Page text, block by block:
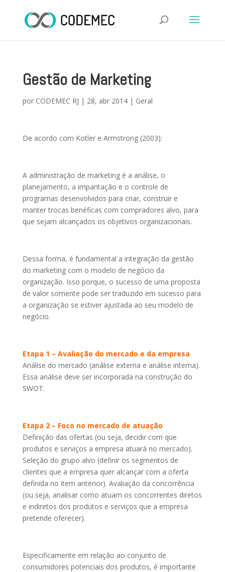
Gestão de Marketing
por CODEMEC RJ | 28, abr 2014| Geral
De acordo com Kotler e Armstrong (2003):
A administração de marketing é a análise, o
planejamento, a impantação e o controle de
programas desenvolvidos para criar, construir e
manter trocas benéficas com compradores alvo, para
que sejam alcançados os objetivos organizacionais.
Dessa forma, é fundamental a integração da gestão
do marketing com o modelo de negócio da
organização. Isso porque, o sucesso de uma proposta
de valor somente pode ser traduzido em sucesso para
a organização se estiver ajustada ao seu modelo de
negócio.
Etapa 1 – Avaliação do mercado e da empresa
Análise do mercado (análise externa e análise interna).
Essa análise deve ser incorporada na construção do
SWOT.
Etapa 2 – Foco no mercado de atuação
Definição das ofertas (ou seja, decidir com que
produtos e serviços a empresa atuará no mercado).
Seleção do grupo alvo (definir os segmentos de
clientes que a empresa quer alcançar com a oferta
definida no item anterior). Avaliação da concorrência
(ou seja, analisar como atuam os concorrentes diretos
e indiretos dos produtos e serviços que a empresa
pretende oferecer).
Especificamente em relação ao conjunto de
consumidores potenciais dos produtos, é importante